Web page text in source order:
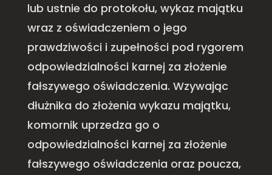
lub ustnie do protokołu, wykaz majątku
wraz z oświadczeniem o jego
prawdziwości i zupełności pod rygorem
odpowiedzialności karnej za złożenie
fałszywego oświadczenia. Wzywając
dłużnika do złożenia wykazu majątku,
komornik uprzedza go o
odpowiedzialności karnej za złożenie
fałszywego oświadczenia oraz poucza,